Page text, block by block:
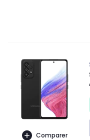
Comparer